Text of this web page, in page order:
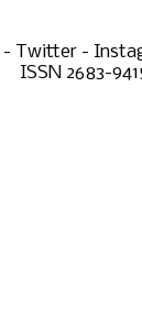
- Twitter -
ISSN 2683-